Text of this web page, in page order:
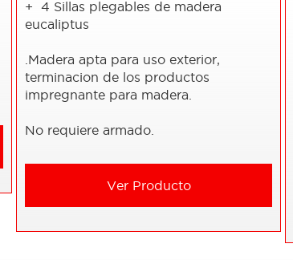
+ 4 Sillas plegables de madera
eucaliptus
.Madera apta para uso exterior,
terminacion de los productos
impregnante para madera.
No requiere armado.
Ver Producto